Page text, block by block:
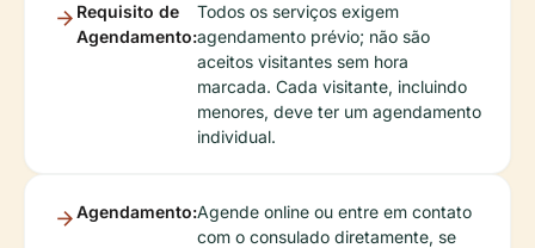
Requisito de
Agendamento:
Todos os serviços exigem
agendamento prévio; não são
aceitos visitantes sem hora
marcada. Cada visitante, incluindo
menores, deve ter um agendamento
individual.
Agendamento:Agende online ou entre em contato
com o consulado diretamente, se